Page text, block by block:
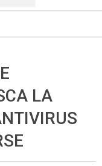
LA